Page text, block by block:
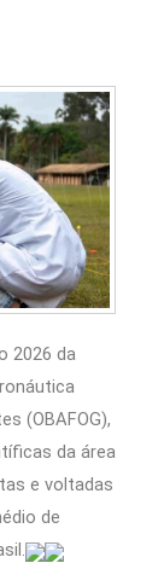
2026 da
(OBAFOG),
da área
e voltadas
de